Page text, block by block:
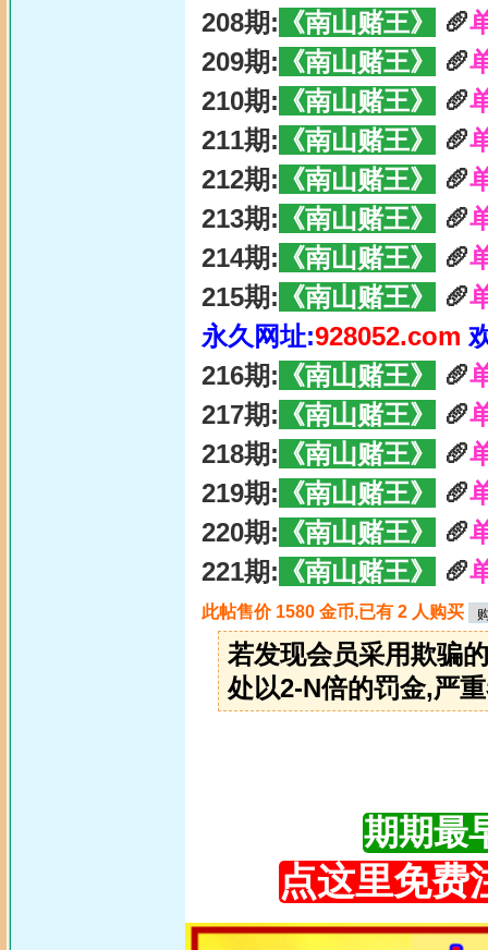
208期: 《南山赌王》 🥖
209期: 《南山赌王》 🥖
210期: 《南山赌王》 🥖
211期: 《南山赌王》 🥖
212期: 《南山赌王》 🥖
213期: 《南山赌王》 🥖
214期: 《南山赌王》 🥖
215期: 《南山赌王》 🥖
永久网址:928052.com
216期: 《南山赌王》 🥖
217期: 《南山赌王》 🥖
218期: 《南山赌王》 🥖
219期: 《南山赌王》 🥖
220期: 《南山赌王》 🥖
221期: 《南山赌王》 🥖
此帖售价 1580 金币,已有 2 人购买
若发现会员采用欺骗
处以2-N倍的罚金,严
期期最
点这里免费